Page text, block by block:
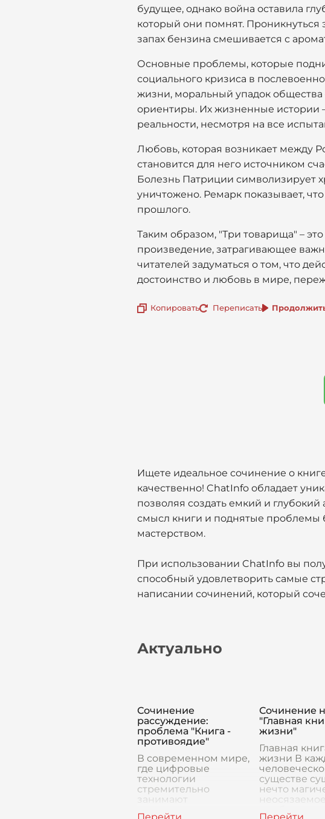
будущее, однако война оставила
который они помнят. Проникнуться
запах бензина смешивается с
Основные проблемы, которые
социального кризиса в
жизни, моральный упадок общества
ориентиры. Их жизненные истории
реальности, несмотря на все
Любовь, которая возникает между
становится для него источником
Болезнь Патриции символизирует
уничтожено. Ремарк показывает,
прошлого.
Таким образом, "Три товарища" –
произведение, затрагивающее
читателей задуматься о том, что
достоинство и любовь в мире,
Копировать Переписать
Ищете идеальное сочинение о
качественно! ChatInfo обладает
позволяя создать емкий и
смысл книги и поднятые проблемы
мастерством.
При использовании ChatInfo вы
способный удовлетворить самые
написании сочинений, который
Актуально
Сочинение
рассуждение:
проблема "Книга -
противоядие"
В современном мире,
где цифровые
технологии
стремительно
занимают
Сочинение
"Главная
жизни"
Главная
жизни В
существе
нечто